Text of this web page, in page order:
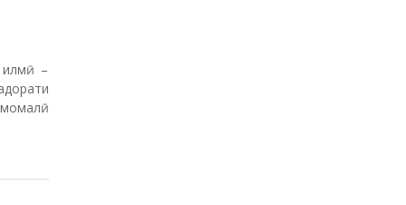
илмӣ –